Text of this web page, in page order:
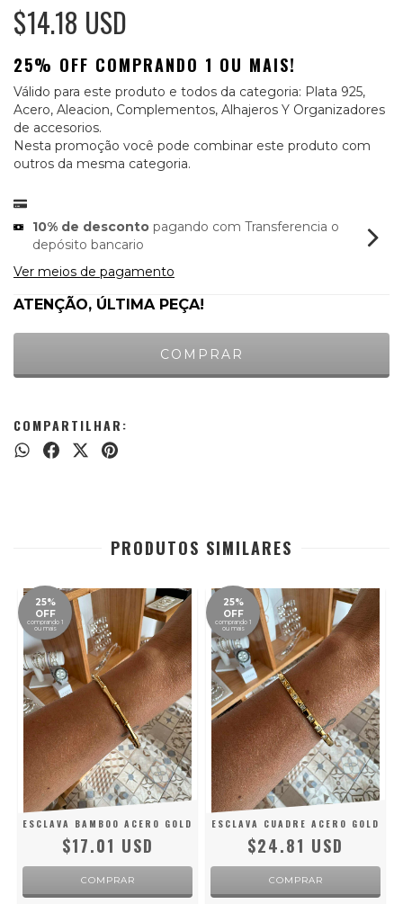
$14.18 USD
25% OFF COMPRANDO 1 OU MAIS!
Válido para este produto e todos da categoria: Plata 925,
Acero, Aleacion, Complementos, Alhajeros Y Organizadores
de accesorios.
Nesta promoção você pode combinar este produto com
outros da mesma categoria.
10% de desconto pagando com Transferencia o
depósito bancario
Ver meios de pagamento
ATENÇÃO, ÚLTIMA PEÇA!
COMPARTILHAR:
PRODUTOS SIMILARES
25%
OFF
comprando 1
ou mais
ESCLAVA BAMBOO ACERO GOLD
$17.01 USD
25%
OFF
comprando 1
ou mais
ESCLAVA CUADRE ACERO GOLD
$24.81 USD